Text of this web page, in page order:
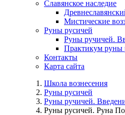
Славянское наследие
Мистические
Руны русичей
Руны ручичей.
Практикум руны
Контакты
Карта сайта
Школа вознесения
Руны русичей
Руны ручичей.
Руны русичей. Руна